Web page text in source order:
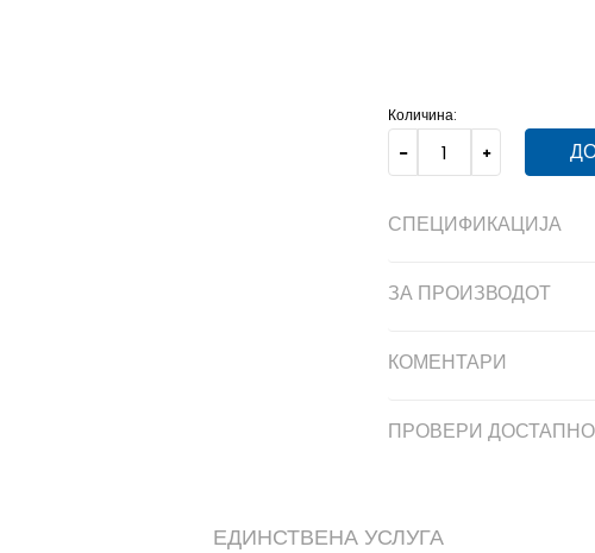
Количина:
СПЕЦИФИКАЦИЈА
ЗА ПРОИЗВОДОТ
КОМЕНТАРИ
ПРОВЕРИ
ЕДИНСТВЕНА УСЛУГА